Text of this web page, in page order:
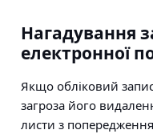
Нагадування
електронної
Якщо обліковий
загроза його
листи з